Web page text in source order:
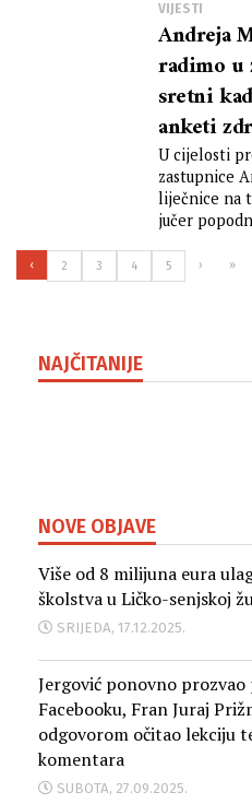
VIJESTI
Andreja
radimo u
sretni
anketi
U cijelosti
zastupnice
liječnice na
jučer
‹ 2 3 4 5 › »
NAJČITANIJE
NOVE OBJAVE
Više od 8 milijuna eura
školstva u Ličko-senjskoj
SRIJEDA, 17.12.2025.
Jergović ponovno
Facebooku, Fran Juraj
odgovorom očitao lekciju
komentara
SUBOTA, 27.09.2025.